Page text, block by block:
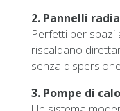
2. Pannelli
Perfetti per spazi
riscaldano
senza
3. Pompe di